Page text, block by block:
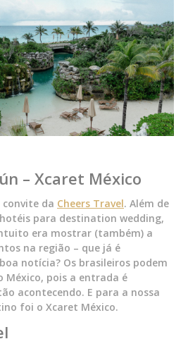
– Xcaret México
convite da Cheers Travel. Além de
para destination wedding,
era mostrar (também) a
na região – que já é
notícia? Os brasileiros podem
pois a entrada é
acontecendo. E para a nossa
foi o Xcaret México.